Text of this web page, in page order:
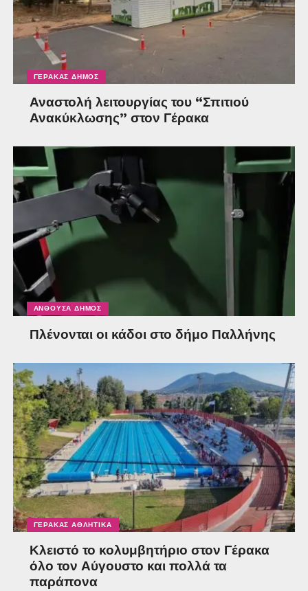
ΓΈΡΑΚΑΣ ΔΉΜΟΣ
Αναστολή λειτουργίας του “Σπιτιού
Ανακύκλωσης” στον Γέρακα
ΑΝΘΟΎΣΑ ΔΉΜΟΣ
Πλένονται οι κάδοι στο δήμο Παλλήνης
ΓΈΡΑΚΑΣ ΑΘΛΗΤΙΚΆ
Κλειστό το κολυμβητήριο στον Γέρακα
όλο τον Αύγουστο και πολλά τα
παράπονα